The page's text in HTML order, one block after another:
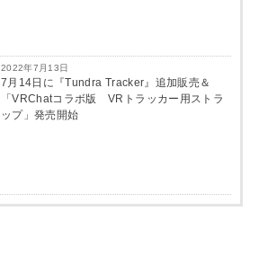
2022年7月13日
7月14日に『Tundra Tracker』追加販売＆
「VRChatコラボ版 VRトラッカー用ストラ
ップ」発売開始